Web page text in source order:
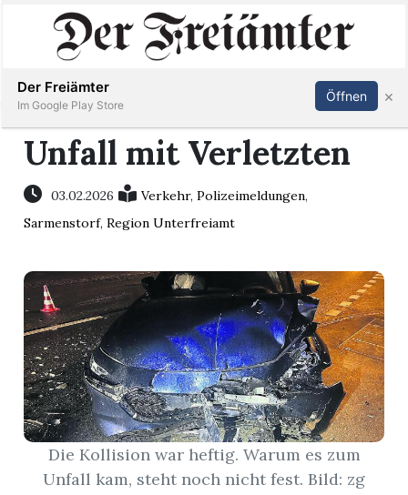
Immobilien
Veranstaltungen
Stellen
E-
Paper
Newsletter
App
Inserieren Abonnieren Anmelden
Unfall mit Verletzten
03.02.2026 Verkehr,Polizeimeldungen,
Sarmenstorf,Region Unterfreiamt
Die Kollision war heftig. Warum es zum
Unfall kam, steht noch nicht fest. Bild: zg
Der Freiämter
Im Google Play Store
Öffnen ×